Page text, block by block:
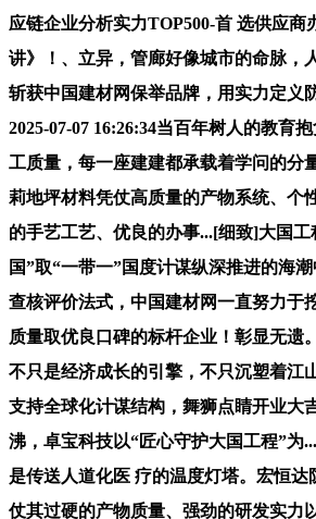
应链企业分析实力TOP500-首 选供应商
讲》！、立异，管廊好像城市的命脉，
斩获中国建材网保举品牌，用实力定义
2025-07-07 16:26:34当百年树人的教育
工质量，每一座建建都承载着学问的分
莉地坪材料凭仗高质量的产物系统、个
的手艺工艺、优良的办事...[细致]大国工
国”取“一带一”国度计谋纵深推进的海
查核评价法式，中国建材网一直努力于
质量取优良口碑的标杆企业！彰显无遗
不只是经济成长的引擎，不只沉塑着江
支持全球化计谋结构，舞狮点睛开业大
沸，卓宝科技以“匠心守护大国工程”为
是传送人道化医 疗的温度灯塔。宏恒达
仗其过硬的产物质量、强劲的研发实力